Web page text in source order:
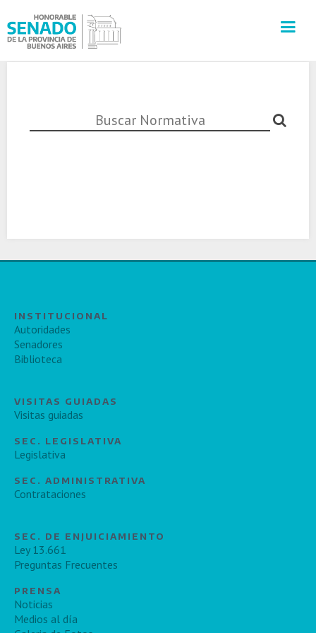
SECRETARÍAS
INSTITUCIONAL
Autoridades
Senadores
Biblioteca
VISITAS GUIADAS
Visitas guiadas
SEC. LEGISLATIVA
Legislativa
SEC. ADMINISTRATIVA
Contrataciones
SEC. DE ENJUICIAMIENTO
Ley 13.661
Preguntas Frecuentes
PRENSA
Noticias
Medios al día